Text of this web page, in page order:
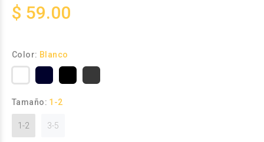
$ 59.00
Color: Blanco
Tamaño: 1-2
1-2 3-5